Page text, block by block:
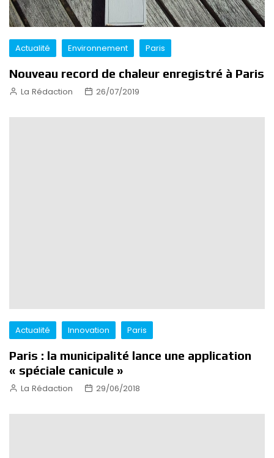
Actualité Environnement Paris
Nouveau record de chaleur enregistré à Paris
La Rédaction 26/07/2019
Actualité Innovation Paris
Paris : la municipalité lance une application
« spéciale canicule »
La Rédaction 29/06/2018